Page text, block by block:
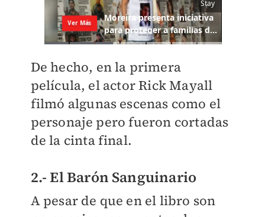
De hecho, en la primera
película, el actor Rick Mayall
filmó algunas escenas como el
personaje pero fueron cortadas
de la cinta final.
2.- El Barón Sanguinario
A pesar de que en el libro son